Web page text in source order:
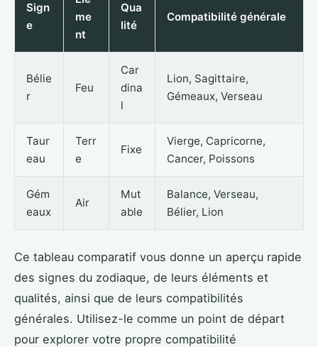
Sign
e
me
nt
Qua
lité
Compatibilité générale
Bélie
r
Feu
Car
dina
l
Lion, Sagittaire,
Gémeaux, Verseau
Taur
eau
Terr
e
Fixe
Vierge, Capricorne,
Cancer, Poissons
Gém
eaux
Air
Mut
able
Balance, Verseau,
Bélier, Lion
Ce tableau comparatif vous donne un aperçu rapide
des signes du zodiaque, de leurs éléments et
qualités, ainsi que de leurs compatibilités
générales. Utilisez-le comme un point de départ
pour explorer votre propre compatibilité